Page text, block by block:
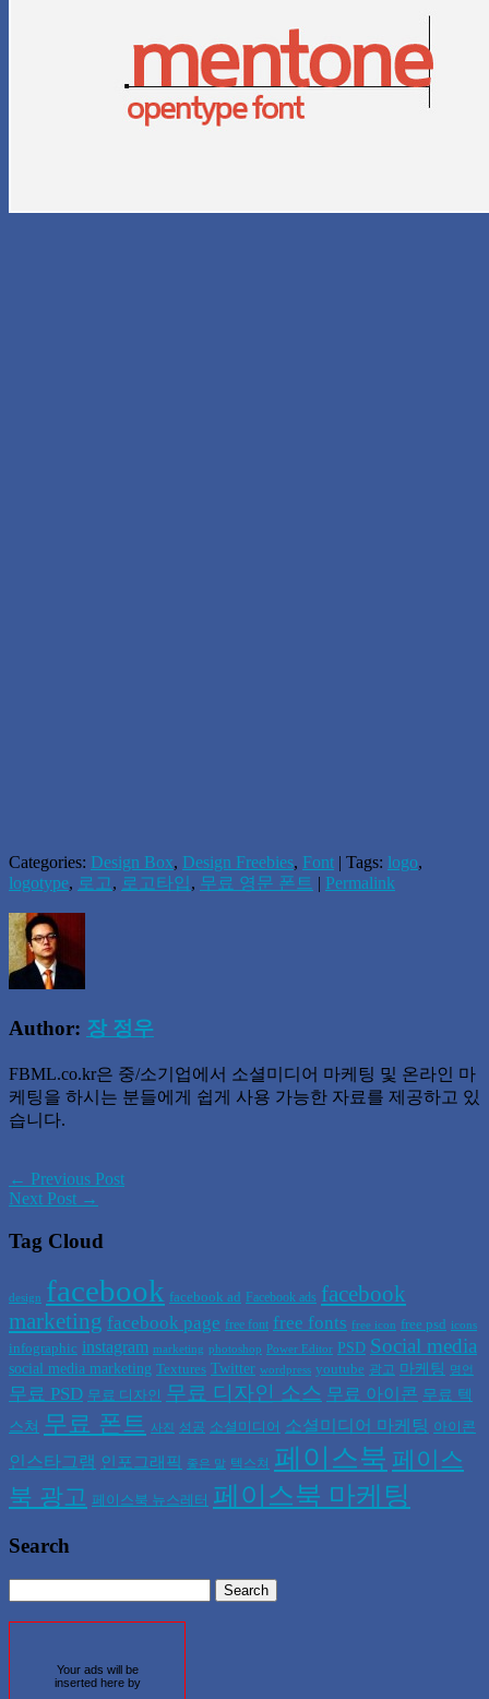
Categories: Design Box, Design Freebies, Font | Tags: logo,
logotype, 로고, 로고타입, 무료 영문 폰트 | Permalink
Author: 장 정우
FBML.co.kr은 중/소기업에서 소셜미디어 마케팅 및 온라인 마
케팅을 하시는 분들에게 쉽게 사용 가능한 자료를 제공하고 있
습니다.
← Previous Post
Next Post →
Tag Cloud
design facebook facebook ad Facebook ads facebook
marketing facebook page free font free fonts free icon free psd icons
infographic instagram marketing photoshop Power Editor PSD Social media
social media marketing Textures Twitter wordpress youtube 광고 마케팅 명언
무료 PSD 무료 디자인 무료 디자인 소스 무료 아이콘 무료 텍
스쳐 무료 폰트 사진 성공 소셜미디어 소셜미디어 마케팅 아이콘
인스타그램 인포그래픽 좋은 말 텍스쳐 페이스북 페이스
북 광고 페이스북 뉴스레터 페이스북 마케팅
Search
Your ads will be
inserted here by